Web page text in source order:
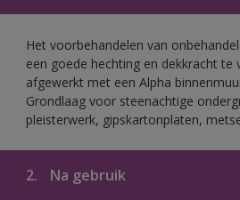
Het voorbehandelen van
een goede hechting en dekkracht te
afgewerkt met een Alpha
Grondlaag voor steenachtige
pleisterwerk, gipskartonplaten,
2. Na gebruik